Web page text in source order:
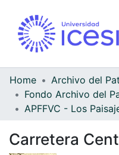
Home
Carretera